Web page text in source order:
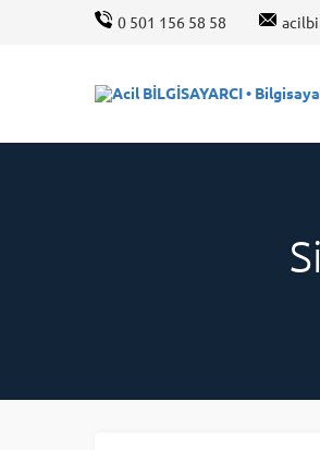
0 501 156 58 58